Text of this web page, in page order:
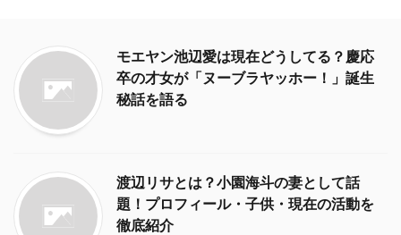
モエヤン池辺愛は現在どうしてる？慶応
卒の才女が「ヌーブラヤッホー！」誕生
秘話を語る
渡辺リサとは？小園海斗の妻として話
題！プロフィール・子供・現在の活動を
徹底紹介